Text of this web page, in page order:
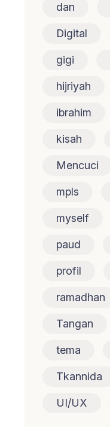
dan
Digital
gigi
hijriyah
ibrahim
kisah
Mencuci
mpls
myself
paud
profil
ramadhan
Tangan
tema
Tkannida
UI/UX